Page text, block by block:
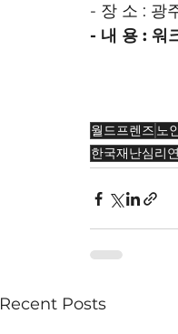
- 장 소 : 광
- 내 용 : 워
월드프렌즈 노
한국재난심리
Recent Posts